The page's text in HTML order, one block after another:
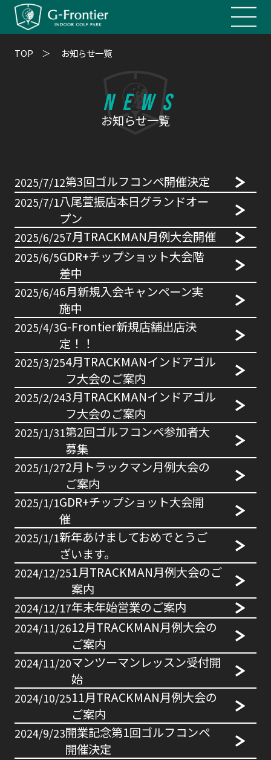
キャンペーン
コンセプト
他店との比較
料金
FAQ
無料体験はこちら！
＼おトクな情報を発信中！／
LINE登録はこちら
TOP お知らせ一覧
NEWS
お知らせ一覧
2025/7/12第3回ゴルフコンペ開催決定
2025/7/1八尾萱振店本日グランドオー
プン
2025/6/257月TRACKMAN月例大会開催
2025/6/5GDR+チップショット大会階
差中
2025/6/46月新規入会キャンペーン実
施中
2025/4/3G-Frontier新規店舗出店決
定！！
2025/3/254月TRACKMANインドアゴル
フ大会のご案内
2025/2/243月TRACKMANインドアゴル
フ大会のご案内
2025/1/31第2回ゴルフコンペ参加者大
募集
2025/1/272月トラックマン月例大会の
ご案内
2025/1/1GDR+チップショット大会開
催
2025/1/1新年あけましておめでとうご
ざいます。
2024/12/251月TRACKMAN月例大会のご
案内
2024/12/17年末年始営業のご案内
2024/11/2612月TRACKMAN月例大会の
ご案内
2024/11/20マンツーマンレッスン受付開
始
2024/10/2511月TRACKMAN月例大会の
ご案内
2024/9/23開業記念第1回ゴルフコンペ
開催決定